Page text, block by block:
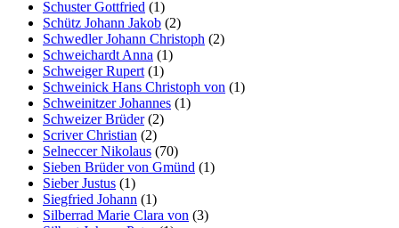
Schuster Gottfried (1)
Schütz Johann Jakob (2)
Schwedler Johann Christoph (2)
Schweichardt Anna (1)
Schweiger Rupert (1)
Schweinick Hans Christoph von (1)
Schweinitzer Johannes (1)
Schweizer Brüder(2)
Scriver Christian (2)
Selneccer Nikolaus (70)
Sieben Brüder von Gmünd (1)
Sieber Justus (1)
Siegfried Johann (1)
Silberrad Marie Clara von (3)